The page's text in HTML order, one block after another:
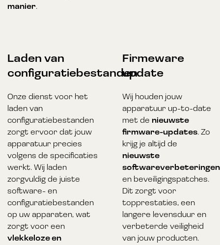
manier.
Laden van
configuratiebestanden
Onze dienst voor het
laden van
configuratiebestanden
zorgt ervoor dat jouw
apparatuur precies
volgens de specificaties
werkt. Wij laden
zorgvuldig de juiste
software- en
configuratiebestanden
op uw apparaten, wat
zorgt voor een
vlekkeloze en
Firmeware
update
Wij houden jouw
apparatuur up-to-date
met de nieuwste
firmware-updates. Zo
krijg je altijd de
nieuwste
softwareverbeteringen
en beveiligingspatches.
Dit zorgt voor
topprestaties, een
langere levensduur en
verbeterde veiligheid
van jouw producten.